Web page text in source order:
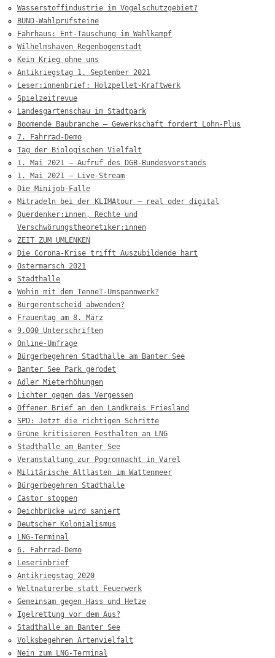
Wasserstoffindustrie im Vogelschutzgebiet?
BUND-Wahlprüfsteine
Fährhaus: Ent-Täuschung im Wahlkampf
Wilhelmshaven Regenbogenstadt
Kein Krieg ohne uns
Antikriegstag 1. September 2021
Leser:innenbrief: Holzpellet-Kraftwerk
Spielzeitrevue
Landesgartenschau im Stadtpark
Boomende Baubranche – Gewerkschaft fordert Lohn-Plus
7. Fahrrad-Demo
Tag der Biologischen Vielfalt
1. Mai 2021 – Aufruf des DGB-Bundesvorstands
1. Mai 2021 – Live-Stream
Die Minijob-Falle
Mitradeln bei der KLIMAtour – real oder digital
Querdenker:innen, Rechte und
Verschwörungstheoretiker:innen
ZEIT ZUM UMLENKEN
Die Corona-Krise trifft Auszubildende hart
Ostermarsch 2021
Stadthalle
Wohin mit dem TenneT-Umspannwerk?
Bürgerentscheid abwenden?
Frauentag am 8. März
9.000 Unterschriften
Online-Umfrage
Bürgerbegehren Stadthalle am Banter See
Banter See Park gerodet
Adler Mieterhöhungen
Lichter gegen das Vergessen
Offener Brief an den Landkreis Friesland
SPD: Jetzt die richtigen Schritte
Grüne kritisieren Festhalten an LNG
Stadthalle am Banter See
Veranstaltung zur Pogromnacht in Varel
Militärische Altlasten im Wattenmeer
Bürgerbegehren Stadthalle
Castor stoppen
Deichbrücke wird saniert
Deutscher Kolonialismus
LNG-Terminal
6. Fahrrad-Demo
Leserinbrief
Antikriegstag 2020
Weltnaturerbe statt Feuerwerk
Gemeinsam gegen Hass und Hetze
Igelrettung vor dem Aus?
Stadthalle am Banter See
Volksbegehren Artenvielfalt
Nein zum LNG-Terminal